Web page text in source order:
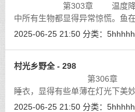
第303章 温度降低了许
中所有生物都显得异常惊慌。鱼
水面，百果山上的猴子吱吱乱叫
2025-06-25 21:50 分类： 5hhhhh
村光乡野全 - 298
第306章 几个不同
睡衣，显得有些单薄在灯光下美
迷糊的倦意，更加女人的魅力，
2025-06-25 21:50 分类： 5hhhhh